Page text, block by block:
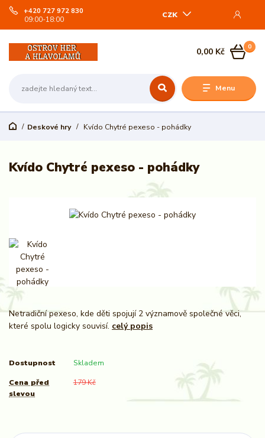
Menu
CZK
+420 727 972 830
09:00-18:00
0
0,00 Kč
Deskové hry Kvído Chytré pexeso - pohádky
Kvído Chytré pexeso - pohádky
Netradiční pexeso, kde děti spojují 2 významově společné věci,
které spolu logicky souvisí. celý popis
Dostupnost Skladem
Cena před
slevou
179 Kč